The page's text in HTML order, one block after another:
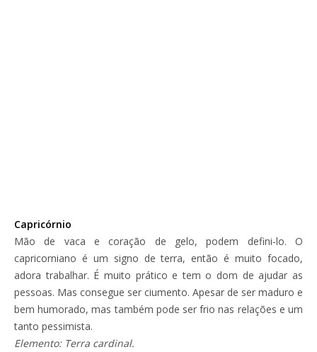
Capricórnio
Mão de vaca e coração de gelo, podem defini-lo. O
capricorniano é um signo de terra, então é muito focado,
adora trabalhar. É muito prático e tem o dom de ajudar as
pessoas. Mas consegue ser ciumento. Apesar de ser maduro e
bem humorado, mas também pode ser frio nas relações e um
tanto pessimista.
Elemento: Terra cardinal.